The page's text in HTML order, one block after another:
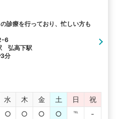
診療を行っており、忙しい方も
6
弘高下駅
分
水 木 金 土 日
祝
○ ○ ○ ○ ℡
-